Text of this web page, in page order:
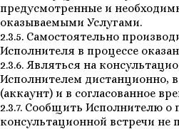
предусмотренные и
оказываемыми Услугами.
2.3.5. Самостоятельно
Исполнителя в процессе
2.3.6. Являться на
Исполнителем дистанционно,
(аккаунт) и в согласованное
2.3.7. Сообщить Исполнителю о
консультационной встречи не